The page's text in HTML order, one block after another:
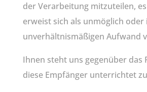
der Verarbeitung mitzuteilen,
erweist sich als unmöglich oder
unverhältnismäßigen Aufwand
Ihnen steht uns gegenüber das
diese Empfänger unterrichtet